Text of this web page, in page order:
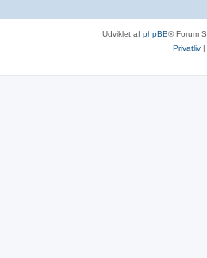
Udviklet af phpBB® Forum
Privatliv|